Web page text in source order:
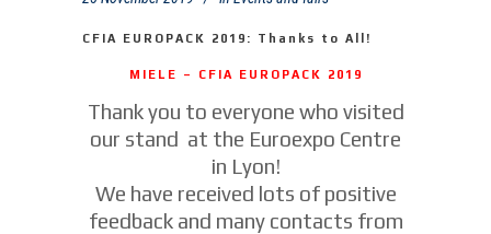
CFIA EUROPACK 2019: Thanks to All!
MIELE – CFIA EUROPACK 2019
Thank you to everyone who visited
our stand at the Euroexpo Centre
in Lyon!
We have received lots of positive
feedback and many contacts from